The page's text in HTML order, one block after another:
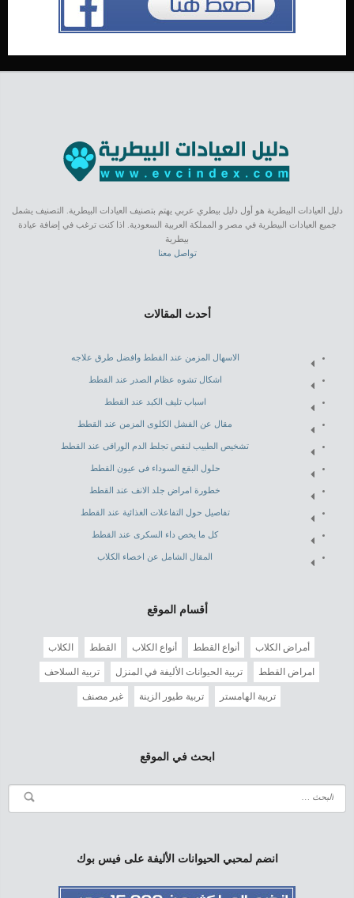
دليل العيادات البيطرية هو أول دليل بيطري عربي يهتم بتصنيف العيادات البيطرية. التصنيف يشمل
جميع العيادات البيطرية في مصر و المملكة العربية السعودية. اذا كنت ترغب في إضافة عيادة
بيطرية
تواصل معنا
أحدث المقالات
الاسهال المزمن عند القطط وافضل طرق علاجه
اشكال تشوه عظام الصدر عند القطط
اسباب تليف الكبد عند القطط
مقال عن الفشل الكلوى المزمن عند القطط
تشخيص الطبيب لنقص تجلط الدم الوراقى عند القطط
حلول البقع السوداء فى عيون القطط
خطورة امراض جلد الانف عند القطط
تفاصيل حول التفاعلات الغذائية عند القطط
كل ما يخص داء السكرى عند القطط
المقال الشامل عن اخصاء الكلاب
أقسام الموقع
أمراض الكلاب أنواع القطط أنواع الكلاب القطط الكلاب
امراض القطط تربية الحيوانات الأليفة في المنزل تربية السلاحف
تربية الهامستر تربية طيور الزينة غير مصنف
ابحث في الموقع
انضم لمحبي الحيوانات الأليفة على فيس بوك